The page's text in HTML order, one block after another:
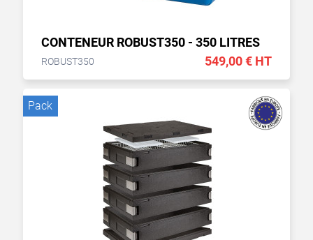
CONTENEUR ROBUST350 - 350 LITRES
ROBUST350 549,00 € HT
Pack